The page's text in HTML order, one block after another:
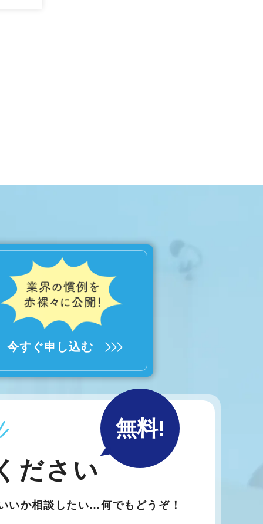
今すぐ申し込む
無料!
ださい
いか相談したい…何でもどうぞ！